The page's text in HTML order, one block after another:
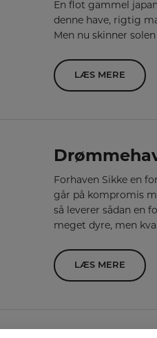
En flot gammel
denne have, rigtig
Men nu skinner
LÆS MERE
Forhaven Sikke en
går på kompromis
så leverer sådan en
meget dyre, men
LÆS MERE